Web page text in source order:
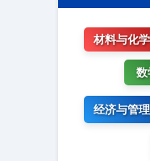
材料与化学
数
经济与管理